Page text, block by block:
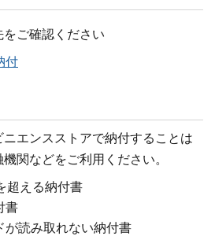
ご確認ください
付
エンスストアで納付することは
関などをご利用ください。
超える納付書
書
が読み取れない納付書